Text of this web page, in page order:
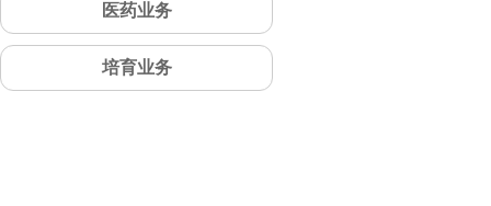
医药业务
培育业务